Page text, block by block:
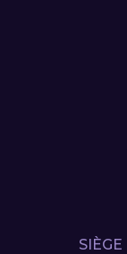
SIÈGE